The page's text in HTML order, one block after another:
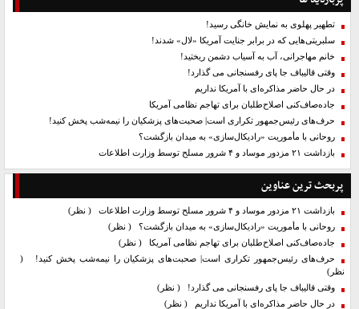
تطهیر پهلوی به نمایش خانگی رسید!
سلبریتی‌هایی که در برابر جنایت آمریکا «لال» شدند!
خانم مهاجرانی، آب به آسیاب دشمن ریختید!
وقتی قالیباف جا پای رفسنجانی می گذارد!
در حال حاضر مذاکره‌ای با آمریکا نداریم
جاده‌صاف‌کنی اصلاح‌طلبان برای تهاجم نظامی آمریکا
حرف‌های رئیس‌جمهور تکراری است| صحبت‌های پزشکیان را نیمه‌شب پخش کنید!
روحانی با مأموریت «رادیکال‌سازی» به میدان بازگشت؟
بازداشت ۲۱ مزدور موساد و ۴ شرور مسلح توسط وزارت اطلاعات
پربحث ترین عناوین
بازداشت ۲۱ مزدور موساد و ۴ شرور مسلح توسط وزارت اطلاعات
( نظر)
روحانی با مأموریت «رادیکال‌سازی» به میدان بازگشت؟ ( نظر)
جاده‌صاف‌کنی اصلاح‌طلبان برای تهاجم نظامی آمریکا
( نظر)
حرف‌های رئیس‌جمهور تکراری است| صحبت‌های پزشکیان را نیمه‌شب پخش کنید!
(
نظر)
وقتی قالیباف جا پای رفسنجانی می گذارد! ( نظر)
در حال حاضر مذاکره‌ای با آمریکا نداریم
( نظر)